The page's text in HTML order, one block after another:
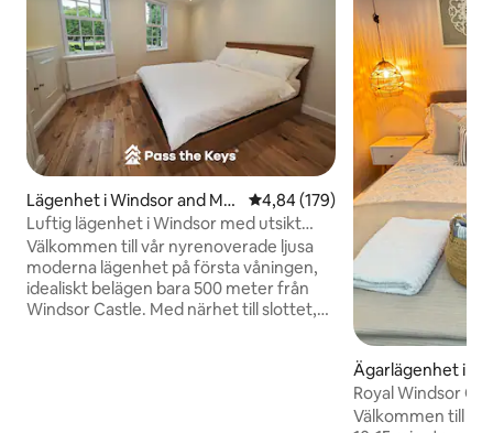
Lägenhet i Windsor and Mai
denhead
4,84 av 5 i genomsnittligt
4,84 (179)
Luftig lägenhet i Windsor med utsikt
över slottet + parkering
Välkommen till vår nyrenoverade ljusa
moderna lägenhet på första våningen,
idealiskt belägen bara 500 meter från
Windsor Castle. Med närhet till slottet,
Ägarlägenhet i
Royal Windsor
2 badrum +
Välkommen till